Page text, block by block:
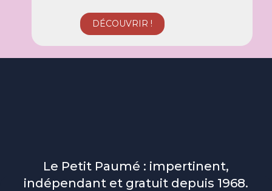
Le Petit Paumé : impertinent,
indépendant et gratuit depuis 1968.